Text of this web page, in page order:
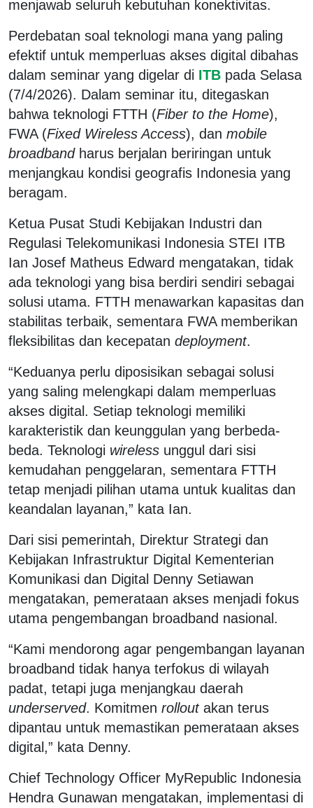
menjawab seluruh kebutuhan konektivitas.
Perdebatan soal teknologi mana yang paling
efektif untuk memperluas akses digital dibahas
dalam seminar yang digelar di ITB pada Selasa
(7/4/2026). Dalam seminar itu, ditegaskan
bahwa teknologi FTTH (Fiber to the Home),
FWA (Fixed Wireless Access), dan mobile
broadbandharus berjalan beriringan untuk
menjangkau kondisi geografis Indonesia yang
beragam.
Ketua Pusat Studi Kebijakan Industri dan
Regulasi Telekomunikasi Indonesia STEI ITB
Ian Josef Matheus Edward mengatakan, tidak
ada teknologi yang bisa berdiri sendiri sebagai
solusi utama. FTTH menawarkan kapasitas dan
stabilitas terbaik, sementara FWA memberikan
fleksibilitas dan kecepatan deployment.
“Keduanya perlu diposisikan sebagai solusi
yang saling melengkapi dalam memperluas
akses digital. Setiap teknologi memiliki
karakteristik dan keunggulan yang berbeda-
beda. Teknologi wireless unggul dari sisi
kemudahan penggelaran, sementara FTTH
tetap menjadi pilihan utama untuk kualitas dan
keandalan layanan,” kata Ian.
Dari sisi pemerintah, Direktur Strategi dan
Kebijakan Infrastruktur Digital Kementerian
Komunikasi dan Digital Denny Setiawan
mengatakan, pemerataan akses menjadi fokus
utama pengembangan broadband nasional.
“Kami mendorong agar pengembangan layanan
broadband tidak hanya terfokus di wilayah
padat, tetapi juga menjangkau daerah
underserved. Komitmen rolloutakan terus
dipantau untuk memastikan pemerataan akses
digital,” kata Denny.
Chief Technology Officer MyRepublic Indonesia
Hendra Gunawan mengatakan, implementasi di